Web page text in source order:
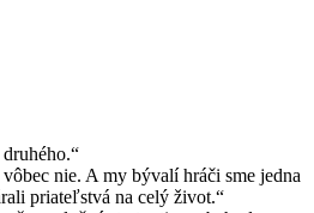
nie. A my bývalí hráči sme jedna
priateľstvá na celý život.“